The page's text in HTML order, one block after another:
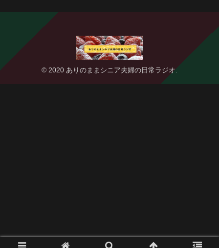
© 2020 ありのままシニア夫婦の日常ラジオ.